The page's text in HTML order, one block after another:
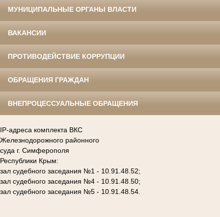
МУНИЦИПАЛЬНЫЕ ОРГАНЫ ВЛАСТИ
ВАКАНСИИ
ПРОТИВОДЕЙСТВИЕ КОРРУПЦИИ
ОБРАЩЕНИЯ ГРАЖДАН
ВНЕПРОЦЕССУАЛЬНЫЕ ОБРАЩЕНИЯ
IP-адреса комплекта ВКС
Железнодорожного районного
суда г. Симферополя
Республики Крым:
зал судебного заседания №1 - 10.91.48.52;
зал судебного заседания №4 - 10.91.48.50;
зал судебного заседания №5 - 10.91.48.54.